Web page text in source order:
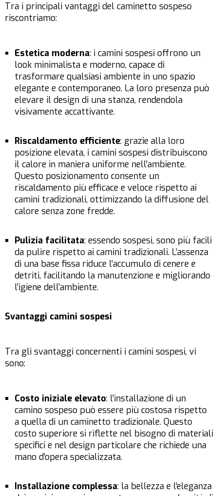
Tra i principali vantaggi del caminetto sospeso
riscontriamo:
Estetica moderna: i camini sospesi offrono un
look minimalista e moderno, capace di
trasformare qualsiasi ambiente in uno spazio
elegante e contemporaneo. La loro presenza può
elevare il design di una stanza, rendendola
visivamente accattivante.
Riscaldamento efficiente: grazie alla loro
posizione elevata, i camini sospesi distribuiscono
il calore in maniera uniforme nell’ambiente.
Questo posizionamento consente un
riscaldamento più efficace e veloce rispetto ai
camini tradizionali, ottimizzando la diffusione del
calore senza zone fredde.
Pulizia facilitata: essendo sospesi, sono più facili
da pulire rispetto ai camini tradizionali. L’assenza
di una base fissa riduce l’accumulo di cenere e
detriti, facilitando la manutenzione e migliorando
l’igiene dell’ambiente.
Svantaggi camini sospesi
Tra gli svantaggi concernenti i camini sospesi, vi
sono:
Costo iniziale elevato: l’installazione di un
camino sospeso può essere più costosa rispetto
a quella di un caminetto tradizionale. Questo
costo superiore si riflette nel bisogno di materiali
specifici e nel design particolare che richiede una
mano d’opera specializzata.
Installazione complessa: la bellezza e l’eleganza